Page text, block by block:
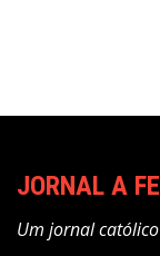
JORNAL A
Um jornal